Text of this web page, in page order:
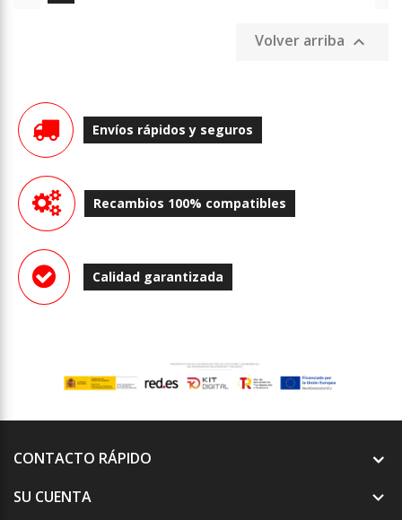
Volver arriba 
Envíos rápidos y seguros
Recambios 100% compatibles
Calidad garantizada
CONTACTO RÁPIDO
SU CUENTA
